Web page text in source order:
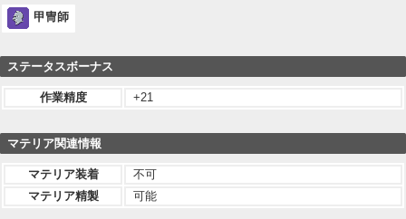
甲冑師
ステータスボーナス
作業精度 +21
マテリア関連情報
マテリア装着
不可
マテリア精製
可能